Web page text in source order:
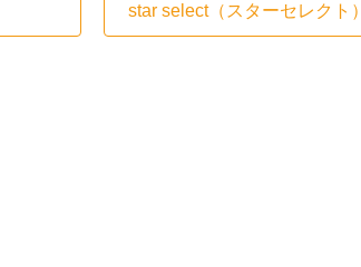
star select（スターセレクト）